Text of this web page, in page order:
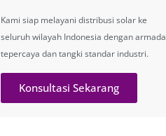
Kami siap melayani distribusi solar ke
seluruh wilayah Indonesia dengan armada
tepercaya dan tangki standar industri.
Konsultasi Sekarang